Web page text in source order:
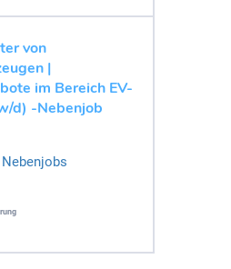
von
|
im Bereich EV-
d) -Nebenjob
Nebenjobs